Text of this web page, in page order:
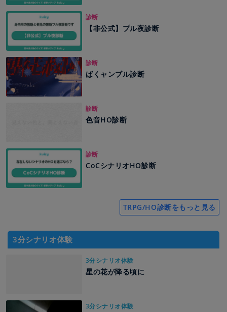
診断
【非公式】プル夜診断
診断
ばくャンブル診断
診断
色音HO診断
診断
CoCシナリオHO診断
TRPG/HO診断をもっと見る
3分シナリオ体験
3分シナリオ体験
星の花が降る頃に
3分シナリオ体験